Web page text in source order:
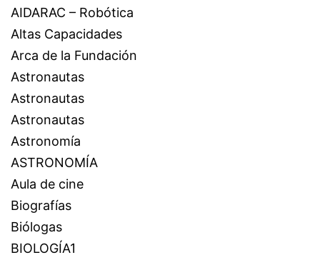
AIDARAC – Robótica
Altas Capacidades
Arca de la Fundación
Astronautas
Astronautas
Astronautas
Astronomía
ASTRONOMÍA
Aula de cine
Biografías
Biólogas
BIOLOGÍA1